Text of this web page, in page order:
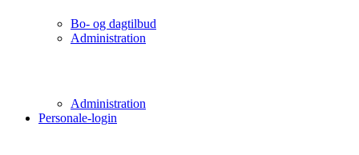
Administration
Personale-login
Bo- og dagtilbud
Administration